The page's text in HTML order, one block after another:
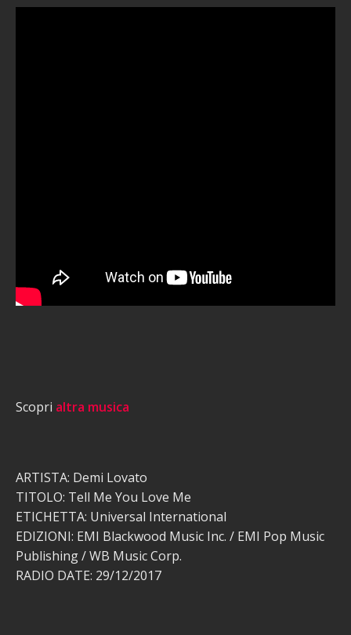
Scopri altra musica
ARTISTA: Demi Lovato
TITOLO: Tell Me You Love Me
ETICHETTA: Universal International
EDIZIONI: EMI Blackwood Music Inc. / EMI Pop Music
Publishing / WB Music Corp.
RADIO DATE: 29/12/2017